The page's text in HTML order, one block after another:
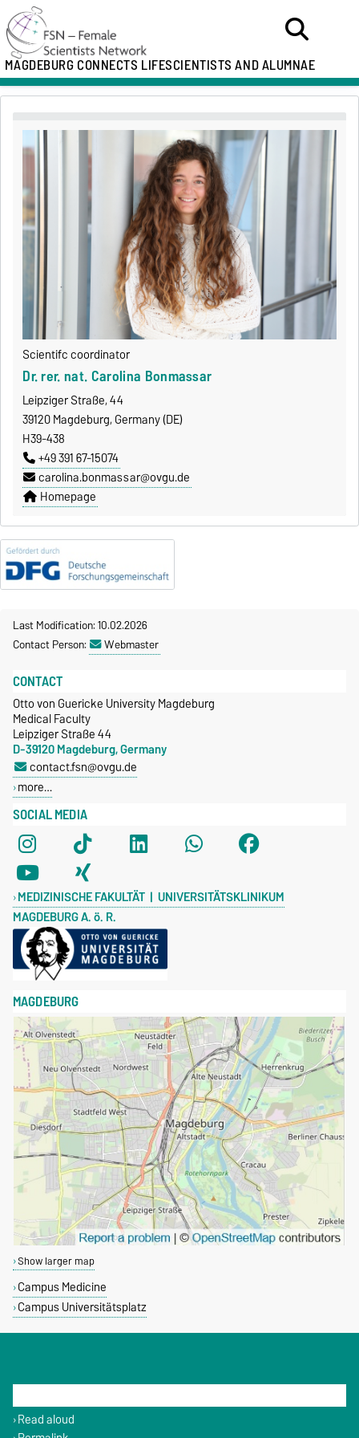
MAGDEBURG CONNECTS LIFESCIENTISTS AND ALUMNAE
Scientifc coordinator
Dr. rer. nat. Carolina Bonmassar
Leipziger Straße, 44
39120 Magdeburg, Germany (DE)
H39-438
+49 391 67-15074
carolina.bonmassar@ovgu.de
Homepage
Last Modification: 10.02.2026
Contact Person:
Webmaster
SOCIAL MEDIA
MEDIZINISCHE FAKULTÄT | UNIVERSITÄTSKLINIKUM
MAGDEBURG A. ö. R.
CONTACT
Otto von Guericke University Magdeburg
Medical Faculty
Leipziger Straße 44
D-39120 Magdeburg, Germany
contact.fsn@ovgu.de
more…
MAGDEBURG
Show larger map
Campus Medicine
Campus Universitätsplatz
Read aloud